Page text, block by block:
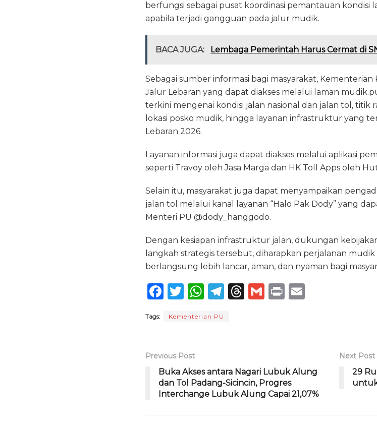
berfungsi sebagai pusat koordinasi pemantauan kondisi
apabila terjadi gangguan pada jalur mudik.
BACA JUGA: Lembaga Pemerintah Harus Cermat di
Sebagai sumber informasi bagi masyarakat,
Jalur Lebaran yang dapat diakses melalui laman
terkini mengenai kondisi jalan nasional dan jalan tol,
lokasi posko mudik, hingga layanan infrastruktur yang
Lebaran 2026.
Layanan informasi juga dapat diakses melalui aplikasi
seperti Travoy oleh Jasa Marga dan HK Toll Apps oleh
Selain itu, masyarakat juga dapat menyampaikan
jalan tol melalui kanal layanan “Halo Pak Dody” yang
Menteri PU @dody_hanggodo.
Dengan kesiapan infrastruktur jalan, dukungan
langkah strategis tersebut, diharapkan perjalanan
berlangsung lebih lancar, aman, dan nyaman bagi
F
c
b
o
o
T
it
r
W
a
p
p
T
m
T
s
G P
Tags: Kementerian PU
Previous Post
Buka Akses antara Nagari Lubuk Alung
dan Tol Padang-Sicincin, Progres
Interchange Lubuk Alung Capai 21,07%
Next Post
29